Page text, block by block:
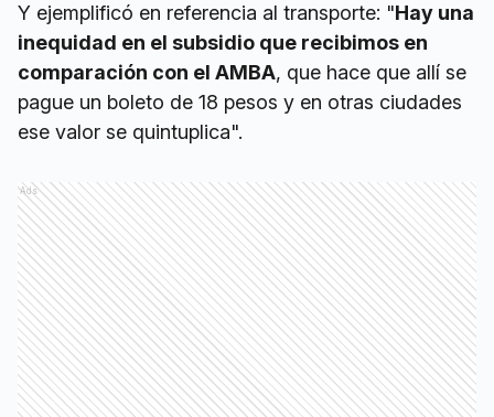
Y ejemplificó en referencia al transporte: "Hay una
inequidad en el subsidio que recibimos en
comparación con el AMBA, que hace que allí se
pague un boleto de 18 pesos y en otras ciudades
ese valor se quintuplica".
Ads